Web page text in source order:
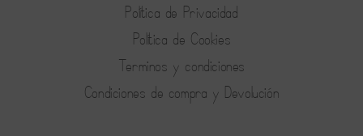
Política de Privacidad
Política de Cookies
Terminos y condiciones
Condiciones de compra y Devolución